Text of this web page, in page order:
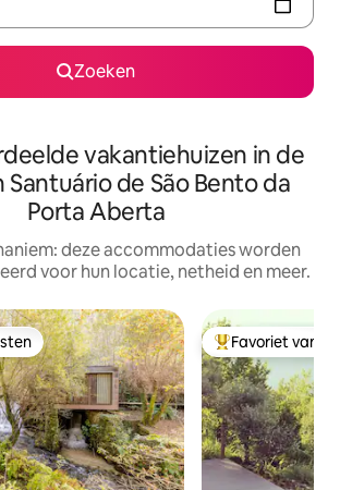
Zoeken
vakantiehuizen in de
de São Bento da
Porta Aberta
deze accommodaties worden
voor hun locatie, netheid en meer.
Topfavoriet van
Favoriet van